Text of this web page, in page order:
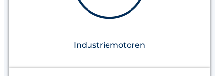
Industriemotoren